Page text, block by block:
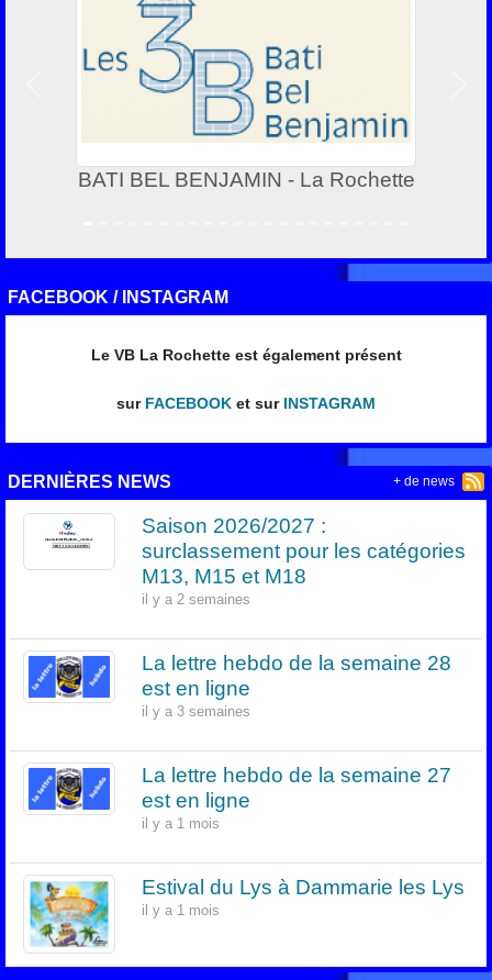
BATI BEL BENJAMIN - La Rochette
FACEBOOK / INSTAGRAM
Le VB La Rochette est également présent
sur FACEBOOK et sur INSTAGRAM
DERNIÈRES NEWS
Saison 2026/2027 :
surclassement pour les catégories
M13, M15 et M18
il y a 2 semaines
La lettre hebdo de la semaine 28
est en ligne
il y a 3 semaines
La lettre hebdo de la semaine 27
est en ligne
il y a 1 mois
Estival du Lys à Dammarie les Lys
il y a 1 mois
+ de news